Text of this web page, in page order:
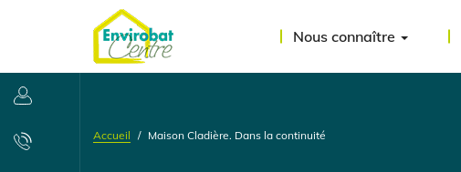
principal
Nous connaître
Accueil Maison Cladière. Dans la continuité
compte
l'utilisateur
Contact